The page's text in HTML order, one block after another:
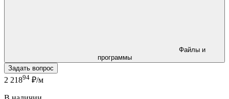
программы
Задать вопрос
2 21894 ₽/м